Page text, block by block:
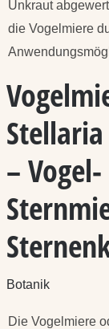
Unkraut
die Vogelmiere
– Vogel-
Botanik
Die Vogelmiere